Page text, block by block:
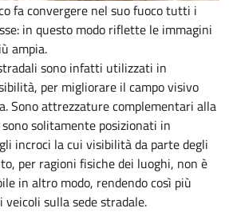
fa convergere nel suo fuoco tutti i
in questo modo riflette le immagini
ampia.
sono infatti utilizzati in
per migliorare il campo visivo
Sono attrezzature complementari alla
solitamente posizionati in
incroci la cui visibilità da parte degli
per ragioni fisiche dei luoghi, non è
in altro modo, rendendo così più
sulla sede stradale.